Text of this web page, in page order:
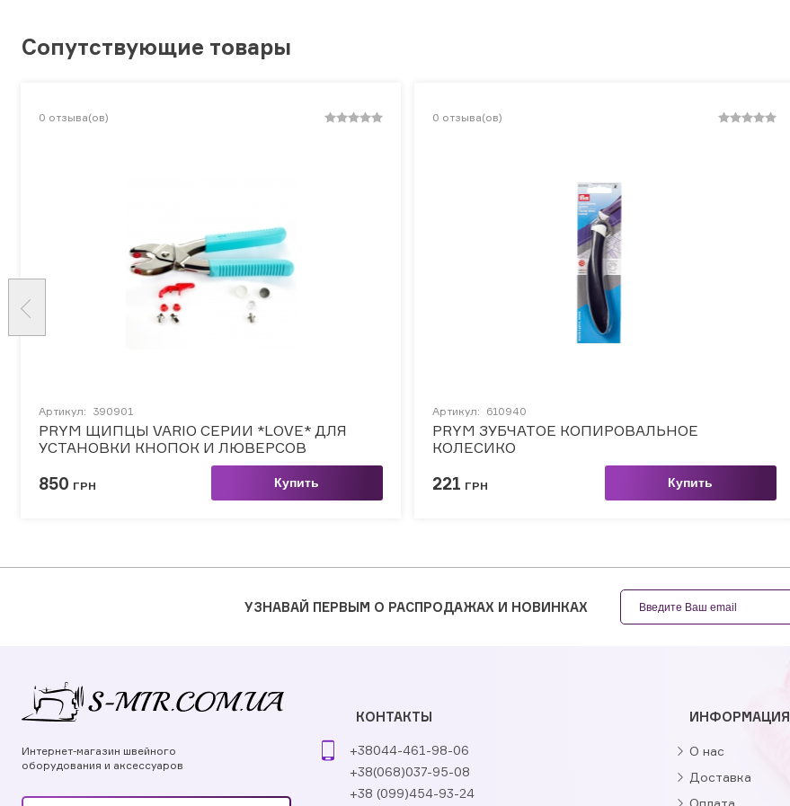
Сопутствующие товары
0 отзыва(ов)
Артикул: 390901
PRYM ЩИПЦЫ VARIO СЕРИИ *LOVE* ДЛЯ
УСТАНОВКИ КНОПОК И ЛЮВЕРСОВ
850 ГРН Купить
0 отзыва(ов)
Артикул: 610940
PRYM ЗУБЧАТОЕ КОПИРОВАЛЬНОЕ
КОЛЕСИКО
221 ГРН Купить
УЗНАВАЙ ПЕРВЫМ О РАСПРОДАЖАХ И НОВИНКАХ
Интернет-магазин швейного
оборудования и аксессуаров
КОНТАКТЫ
+38044-461-98-06
+38(068)037-95-08
+38 (099)454-93-24
ИНФОРМАЦИЯ
О нас
Доставка